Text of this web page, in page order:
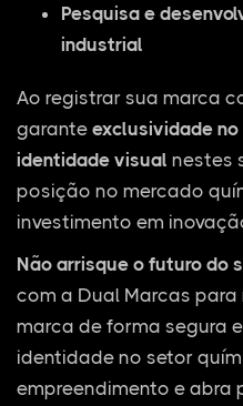
Pesquisa e
industrial
Ao registrar sua marca
garante exclusividade
identidade visual nestes
posição no mercado
investimento em
Não arrisque o futuro do
com a Dual Marcas
marca de forma segura
identidade no setor
empreendimento e abra